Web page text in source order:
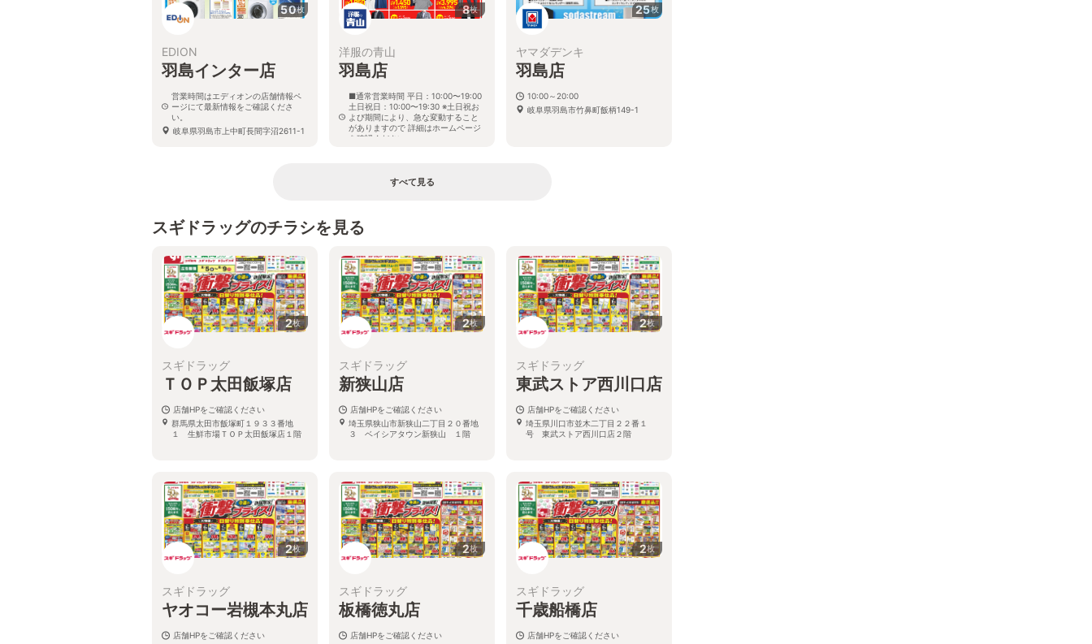
50枚
EDION
羽島インター店
営業時間はエディオンの店舗情報ペ
ージにて最新情報をご確認くださ
い。
岐阜県羽島市上中町長間字沼2611-1
8枚
洋服の青山
羽島店
■通常営業時間 平日：10:00〜19:00
土日祝日：10:00〜19:30 ※土日祝お
よび期間により、急な変動すること
がありますので 詳細はホームページ
を確認ください
25枚
ヤマダデンキ
羽島店
10:00～20:00
岐阜県羽島市竹鼻町飯柄149-1
すべて見る
スギドラッグのチラシを見る
2枚
スギドラッグ
ＴＯＰ太田飯塚店
店舗HPをご確認ください
群馬県太田市飯塚町１９３３番地
１ 生鮮市場ＴＯＰ太田飯塚店１階
2枚
スギドラッグ
新狭山店
店舗HPをご確認ください
埼玉県狭山市新狭山二丁目２０番地
３ ベイシアタウン新狭山 １階
2枚
スギドラッグ
東武ストア西川口店
店舗HPをご確認ください
埼玉県川口市並木二丁目２２番１
号 東武ストア西川口店２階
2枚
スギドラッグ
ヤオコー岩槻本丸店
店舗HPをご確認ください
2枚
スギドラッグ
板橋徳丸店
店舗HPをご確認ください
2枚
スギドラッグ
千歳船橋店
店舗HPをご確認ください